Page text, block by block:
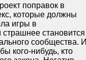
поправок в
которые должны
игры в
становится
сообщества. И
кого-нибудь, кто